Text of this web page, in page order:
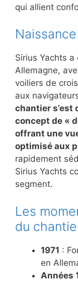
qui allient
Sirius Yachts a
Allemagne,
voiliers de
aux
chantier s’est
concept de «
offrant une
optimisé aux
rapidement
Sirius Yachts
segment.
Les
du
1971 :
en
Années